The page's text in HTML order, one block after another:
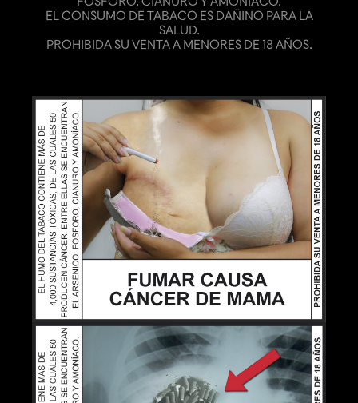
EL CONSUMO DE TABACO ES DAÑINO PARA LA
SALUD.
PROHIBIDA SU VENTA A MENORES DE 18 AÑOS.